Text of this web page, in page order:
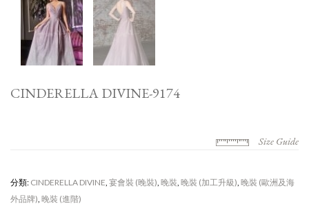
CINDERELLA DIVINE-9174
Size Guide
分類: CINDERELLA DIVINE 宴會裝 (晚裝) 晚裝 晚裝 (加工升級) 晚裝 (歐洲及海
外品牌) 晚裝 (進階)